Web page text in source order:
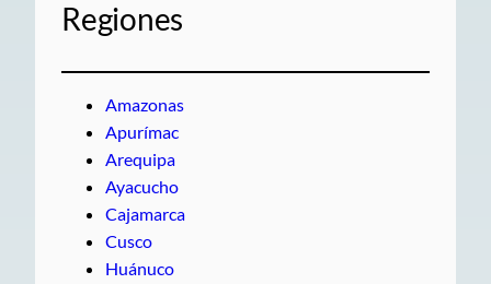
Regiones
Amazonas
Apurímac
Arequipa
Ayacucho
Cajamarca
Cusco
Huánuco